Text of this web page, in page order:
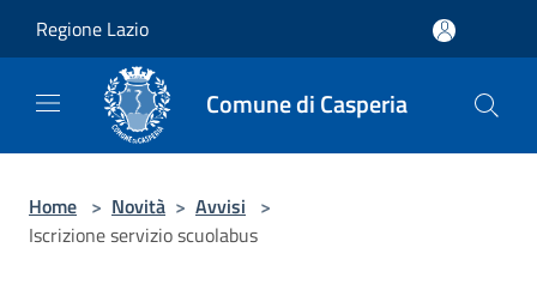
Regione Lazio
Comune di Casperia
Home > Novità > Avvisi >
Iscrizione servizio scuolabus